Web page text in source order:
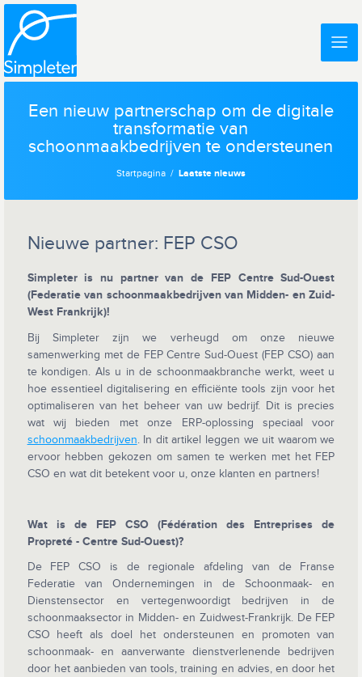
Een nieuw partnerschap om de digitale
transformatie van
schoonmaakbedrijven te ondersteunen
Startpagina Laatste nieuws
Nieuwe partner: FEP CSO
Simpleter is nu partner van de FEP Centre Sud-Ouest
(Federatie van schoonmaakbedrijven van Midden- en Zuid-
West Frankrijk)!
Bij Simpleter zijn we verheugd om onze nieuwe
samenwerking met de FEP Centre Sud-Ouest (FEP CSO) aan
te kondigen. Als u in de schoonmaakbranche werkt, weet u
hoe essentieel digitalisering en efficiënte tools zijn voor het
optimaliseren van het beheer van uw bedrijf. Dit is precies
wat wij bieden met onze ERP-oplossing speciaal voor
schoonmaakbedrijven. In dit artikel leggen we uit waarom we
ervoor hebben gekozen om samen te werken met het FEP
CSO en wat dit betekent voor u, onze klanten en partners!
Wat is de FEP CSO (Fédération des Entreprises de
Propreté - Centre Sud-Ouest)?
De FEP CSO is de regionale afdeling van de Franse
Federatie van Ondernemingen in de Schoonmaak- en
Dienstensector en vertegenwoordigt bedrijven in de
schoonmaaksector in Midden- en Zuidwest-Frankrijk. De FEP
CSO heeft als doel het ondersteunen en promoten van
schoonmaak- en aanverwante dienstverlenende bedrijven
door het aanbieden van tools, training en advies, en door het